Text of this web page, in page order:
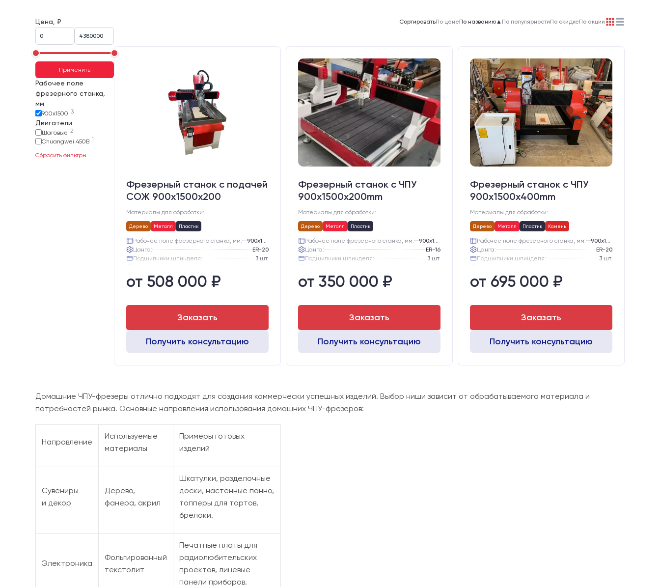
Цена, ₽
Применить
Рабочее поле
фрезерного станка,
мм
900х1500 3
Двигатели
Шаговые 2
Chuangwei 450B 1
Сбросить фильтры
СортироватьПо ценеПо названию▲ По популярностиПо скидкеПо акции
Фрезерный станок с подачей
СОЖ 900х1500х200
Материалы для обработки:
Дерево Металл Пластик
Рабочее поле фрезерного станка, мм:
Цанга:
ER-20
Подшипники шпинделя:
3 шт.
Двигатели:
от 508 000 ₽
Заказать
Получить консультацию
Фрезерный станок с ЧПУ
900x1500x200mm
Материалы для обработки:
Дерево Металл Пластик
Рабочее поле фрезерного станка, мм:
Цанга:
ER-16
Подшипники шпинделя:
3 шт.
Стол:
Двигатели:
от 350 000 ₽
Заказать
Получить консультацию
Фрезерный станок с ЧПУ
900x1500x400mm
Материалы для обработки:
Дерево Металл Пластик Камень
Рабочее поле фрезерного станка, мм:
Цанга:
ER-20
Подшипники шпинделя:
3 шт.
Двигатели:
от 695 000 ₽
Заказать
Получить консультацию
Домашние ЧПУ-фрезеры отлично подходят для создания коммерчески успешных изделий. Выбор ниши зависит от обрабатываемого материала и
потребностей рынка. Основные направления использования домашних ЧПУ-фрезеров:
Направление
Используемые
материалы
Примеры готовых
изделий
Сувениры
и декор
Дерево,
фанера, акрил
Шкатулки, разделочные
доски, настенные панно,
топперы для тортов,
брелоки.
Электроника
Фольгированный
текстолит
Печатные платы для
радиолюбительских
проектов, лицевые
панели приборов.